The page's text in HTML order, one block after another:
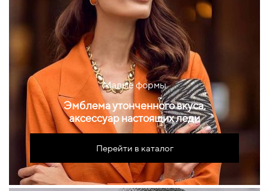
Малые формы
Эмблема утонченного вкуса,
аксессуар настоящих леди
Перейти в каталог